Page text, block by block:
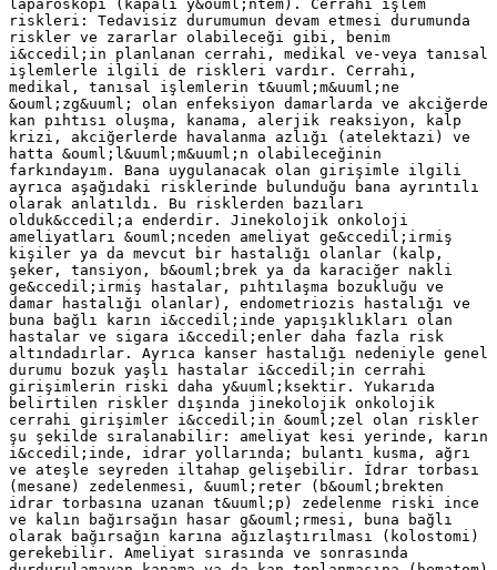
laparoskopi (kapalı y&ouml;ntem). Cerrahi işlem
riskleri: Tedavisiz durumumun devam etmesi durumunda
riskler ve zararlar olabileceği gibi, benim
i&ccedil;in planlanan cerrahi, medikal ve‐veya tanısal
işlemlerle ilgili de riskleri vardır. Cerrahi,
medikal, tanısal işlemlerin t&uuml;m&uuml;ne
&ouml;zg&uuml; olan enfeksiyon damarlarda ve akciğerde
kan pıhtısı oluşma, kanama, alerjik reaksiyon, kalp
krizi, akciğerlerde havalanma azlığı (atelektazi) ve
hatta &ouml;l&uuml;m&uuml;n olabileceğinin
farkındayım. Bana uygulanacak olan girişimle ilgili
ayrıca aşağıdaki risklerinde bulunduğu bana ayrıntılı
olarak anlatıldı. Bu risklerden bazıları
olduk&ccedil;a enderdir. Jinekolojik onkoloji
ameliyatları &ouml;nceden ameliyat ge&ccedil;irmiş
kişiler ya da mevcut bir hastalığı olanlar (kalp,
şeker, tansiyon, b&ouml;brek ya da karaciğer nakli
ge&ccedil;irmiş hastalar, pıhtılaşma bozukluğu ve
damar hastalığı olanlar), endometriozis hastalığı ve
buna bağlı karın i&ccedil;inde yapışıklıkları olan
hastalar ve sigara i&ccedil;enler daha fazla risk
altındadırlar. Ayrıca kanser hastalığı nedeniyle genel
durumu bozuk yaşlı hastalar i&ccedil;in cerrahi
girişimlerin riski daha y&uuml;ksektir. Yukarıda
belirtilen riskler dışında jinekolojik onkolojik
cerrahi girişimler i&ccedil;in &ouml;zel olan riskler
şu şekilde sıralanabilir: ameliyat kesi yerinde, karın
i&ccedil;inde, idrar yollarında; bulantı kusma, ağrı
ve ateşle seyreden iltahap gelişebilir. İdrar torbası
(mesane) zedelenmesi, &uuml;reter (b&ouml;brekten
idrar torbasına uzanan t&uuml;p) zedelenme riski ince
ve kalın bağırsağın hasar g&ouml;rmesi, buna bağlı
olarak bağırsağın karına ağızlaştırılması (kolostomi)
gerekebilir. Ameliyat sırasında ve sonrasında